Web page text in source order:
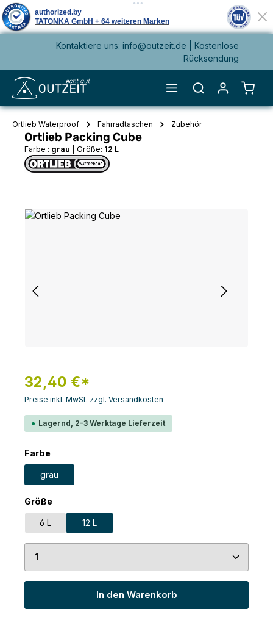
springenKontaktiere uns: info@outzeit.de | Kostenlose
Rücksendung
Ortlieb Waterproof Fahrradtaschen Zubehör
Ortlieb Packing Cube
Farbe : grau Größe: 12 L
Bildergalerie überspringen
32,40 €*
Preise inkl. MwSt. zzgl. Versandkosten
Lagernd, 2-3 Werktage Lieferzeit
Farbeauswählen
grau
Größeauswählen
6 L 12 L
Produkt Anzahl: Gib den gewünschten Wert
In den Warenkorb